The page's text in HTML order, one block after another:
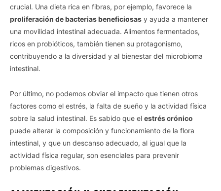
crucial. Una dieta rica en fibras, por ejemplo, favorece la
proliferación de bacterias beneficiosas y ayuda a mantener
una movilidad intestinal adecuada. Alimentos fermentados,
ricos en probióticos, también tienen su protagonismo,
contribuyendo a la diversidad y al bienestar del microbioma
intestinal.
Por último, no podemos obviar el impacto que tienen otros
factores como el estrés, la falta de sueño y la actividad física
sobre la salud intestinal. Es sabido que el estrés crónico
puede alterar la composición y funcionamiento de la flora
intestinal, y que un descanso adecuado, al igual que la
actividad física regular, son esenciales para prevenir
problemas digestivos.